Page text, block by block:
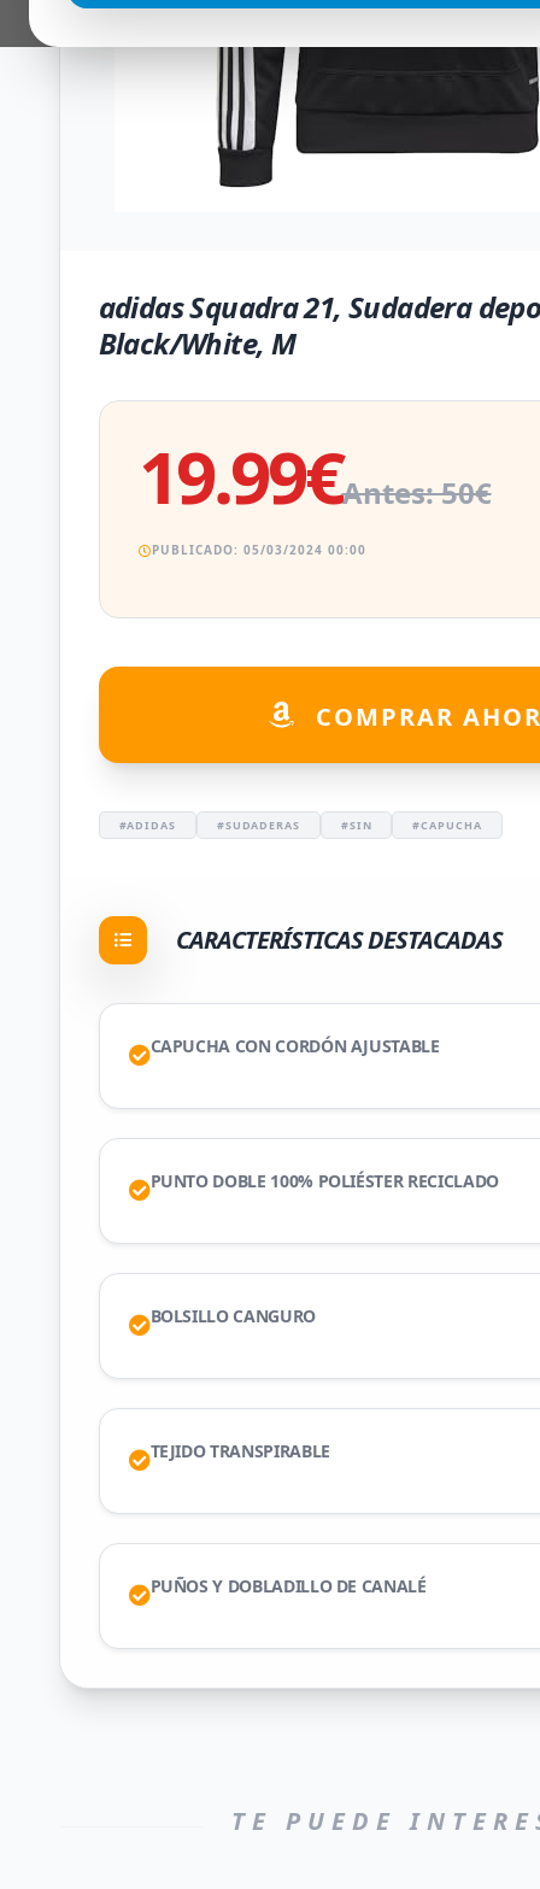
adidas Squadra 21, Sudadera
Black/White, M
19.99€Antes: 50€
PUBLICADO: 05/03/2024 00:00
COMPRAR
#ADIDAS #SUDADERAS #SIN #CAPUCHA
CARACTERÍSTICAS DESTACADAS
CAPUCHA CON CORDÓN AJUSTABLE
PUNTO DOBLE 100% POLIÉSTER RECICLADO
BOLSILLO CANGURO
TEJIDO TRANSPIRABLE
PUÑOS Y DOBLADILLO DE CANALÉ
TE PUEDE